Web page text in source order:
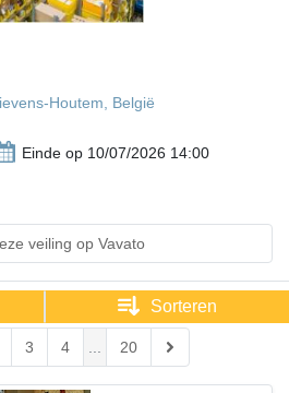
Houtem, België
Einde op 10/07/2026 14:00
veiling op Vavato
Sorteren
3 4 20